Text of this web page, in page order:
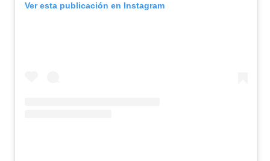
Ver esta publicación en Instagram